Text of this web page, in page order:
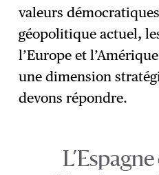
valeurs
géopolitique actuel,
l’Europe et
une dimension
devons répondre.